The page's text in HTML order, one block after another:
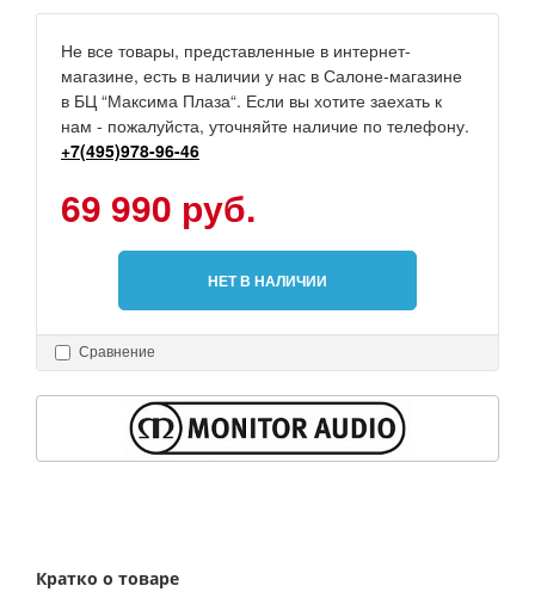
Не все товары, представленные в интернет-
магазине, есть в наличии у нас в Салоне-магазине
в БЦ “Максима Плаза“. Если вы хотите заехать к
нам - пожалуйста, уточняйте наличие по телефону.
+7(495)978-96-46
69 990 руб.
НЕТ В НАЛИЧИИ
Сравнение
Кратко о товаре